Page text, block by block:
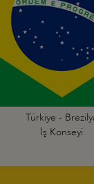
Türkiye -
İş Konseyi